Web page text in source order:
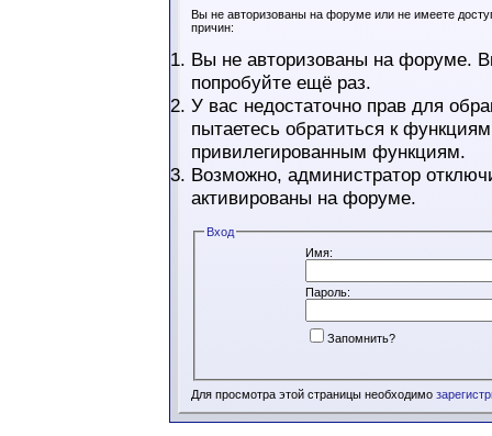
Вы не авторизованы на форуме или не имеете
причин:
Вы не авторизованы на форуме.
попробуйте ещё раз.
У вас недостаточно прав для
пытаетесь обратиться к
привилегированным функциям.
Возможно, администратор
активированы на форуме.
Вход
Имя:
Пароль:
Запомнить?
Для просмотра этой страницы необходимо